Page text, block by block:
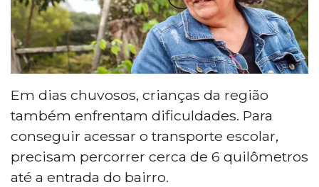
Em dias chuvosos, crianças da região
também enfrentam dificuldades. Para
conseguir acessar o transporte escolar,
precisam percorrer cerca de 6 quilômetros
até a entrada do bairro.